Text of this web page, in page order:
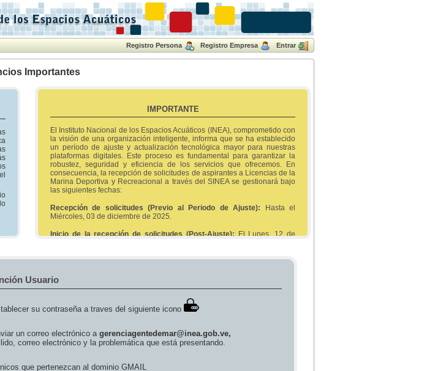
Registro Persona Registro Empresa Entrar
Importantes
IMPORTANTE
El Instituto Nacional de los Espacios Acuáticos (INEA), comprometido con
la visión de una organización inteligente, informa que se ha establecido
un período de ajuste y actualización tecnológica mayor para nuestras
plataformas digitales. Este proceso es fundamental para garantizar la
robustez, seguridad y eficiencia de los servicios que ofrecemos. En
consecuencia, la recepción de solicitudes de aspirantes a Licencias de la
Marina Deportiva y Recreacional a través del SINEA se gestionará bajo
las siguientes fechas:
Recepción de solicitudes (Previo al Periodo de Ajuste): Hasta el
Miércoles, 03 de diciembre de 2025.
Inicio de la recepción de solicitudes (Post-Ajuste): El Lunes, 12 de
Les invitamos a completar sus trámites antes de la fecha límite para evitar
Agradecemos su apoyo mientras trabajamos para elevar el estándar de
nuestros servicios.
Usuario
su contraseña a traves del siguiente icono
un correo electrónico a gerenciagentedemar@inea.gob.ve,
correo electrónico y la problemática que está presentando.
que pertenezcan al dominio GMAIL